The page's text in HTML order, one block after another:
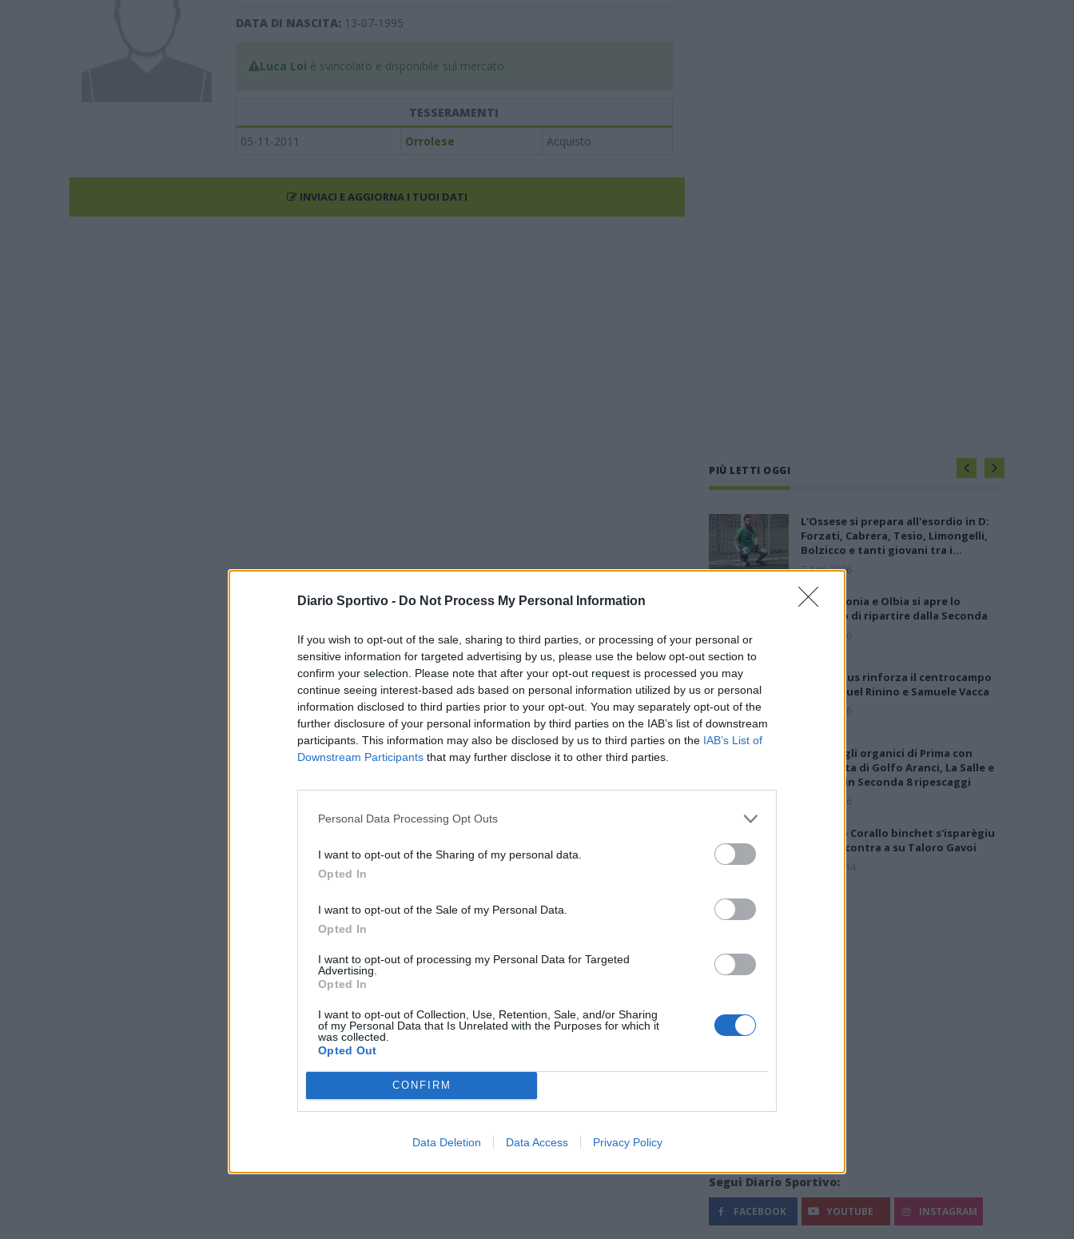
Diario Sportivo - Do Not Process My Personal Information
If you wish to opt-out of the sale, sharing to third parties, or processing of your personal or
sensitive information for targeted advertising by us, please use the below opt-out section to
confirm your selection. Please note that after your opt-out request is processed you may
continue seeing interest-based ads based on personal information utilized by us or personal
information disclosed to third parties prior to your opt-out. You may separately opt-out of the
further disclosure of your personal information by third parties on the IAB’s list of downstream
participants. This information may also be disclosed by us to third parties on the IAB’s List of
Downstream Participants that may further disclose it to other third parties.
Personal Data Processing Opt Outs
I want to opt-out of the Sharing of my personal data.
Opted In
I want to opt-out of the Sale of my Personal Data.
Opted In
I want to opt-out of processing my Personal Data for Targeted
Advertising.
Opted In
I want to opt-out of Collection, Use, Retention, Sale, and/or Sharing
of my Personal Data that Is Unrelated with the Purposes for which it
was collected.
Opted Out
CONFIRM
Data Deletion Data Access Privacy Policy
DATA DI NASCITA: 13-07-1995
Luca Loi è svincolato e disponibile sul mercato.
TESSERAMENTI
05-11-2011
Orrolese Acquisto
INVIACI E AGGIORNA I TUOI DATI
PIÙ LETTI OGGI
L'Ossese si prepara all'esordio in D:
Forzati, Cabrera, Tesio, Limongelli,
Bolzicco e tanti giovani tra i…
7 Ago 2026
Per Carbonia e Olbia si apre lo
spiraglio di ripartire dalla Seconda
7 Ago 2026
Il Selargius rinforza il centrocampo
con Manuel Rinino e Samuele Vacca
6 Ago 2026
Definiti gli organici di Prima con
l'aggiunta di Golfo Aranci, La Salle e
Ottava, in Seconda 8 ripescaggi
7 Ago 2026
Su Porto Corallo binchet s'isparègiu
play-off contra a su Taloro Gavoi
27 Apr 2014
Segui Diario Sportivo:
FACEBOOK YOUTUBE INSTAGRAM